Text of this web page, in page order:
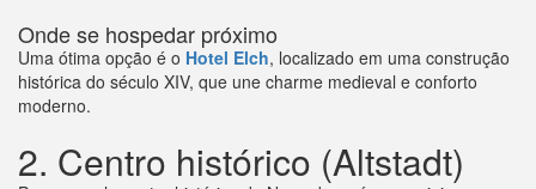
Onde se hospedar próximo
Uma ótima opção é o Hotel Elch, localizado em uma construção
histórica do século XIV, que une charme medieval e conforto
moderno.
2. Centro histórico (Altstadt)